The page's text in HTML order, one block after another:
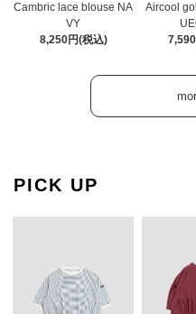
Cambric lace blouse NA
VY
8,250円(税込)
Aircool
PICK UP